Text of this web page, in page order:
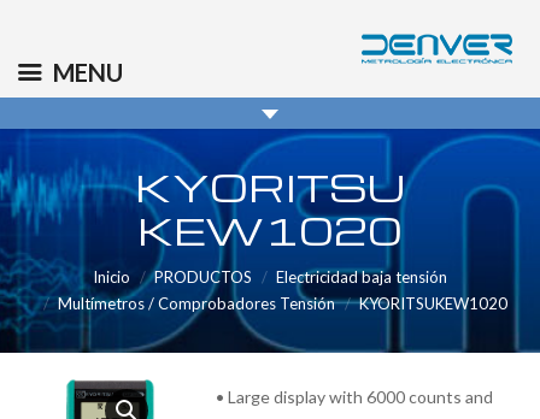
info@denver.es
KYORITSU
KEW1020
Inicio PRODUCTOS
Electricidad baja tensión
Multímetros / Comprobadores Tensión
KYORITSUKEW1020
• Large display with 6000 counts and
MENU